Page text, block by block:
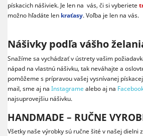
pískacich nášiviek. Je len na vás, či si vyberiete
možno hľadáte len kraťasy. Voľba je len na vás.
Nášivky podľa vášho
Snažíme sa vychádzať v ústrety vašim
nápad na vlastnú nášivku, tak neváhajte a
pomôžeme s prípravou vašej vysnívanej
mail, sme aj na Instagramealebo aj na
najsuprovejšiu nášivku.
HANDMADE – RUČNE
Všetky naše výrobky sú ručne šité v našej dielni